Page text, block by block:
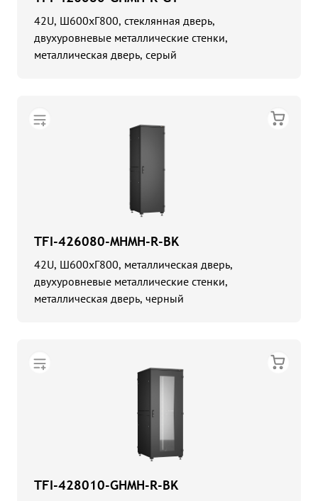
42U, Ш600хГ800, стеклянная дверь,
двухуровневые металлические стенки,
металлическая дверь, серый
TFI-426080-MHMH-R-BK
42U, Ш600хГ800, металлическая дверь,
двухуровневые металлические стенки,
металлическая дверь, черный
TFI-428010-GHMH-R-BK